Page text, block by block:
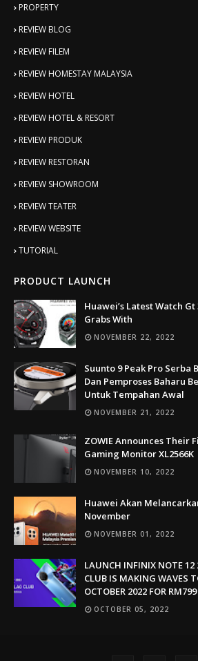
PROPERTY
REVIEW BLOG
REVIEW FILEM
REVIEW HOMESTAY MALAYSIA
REVIEW HOTEL
REVIEW HOTEL & RESORT
REVIEW PRODUK
REVIEW RESTORAN
REVIEW SHOWROOM
REVIEW TEATER
REVIEW WEBSITE
TUTORIAL
PRODUCT LAUNCH
Huawei’s Latest Watch
Grabs With
NOVEMBER 22, 2022
Suunto 9 Peak Pro Serba
Dan Pemproses Baharu
Untuk Tempahan Awal
NOVEMBER 21, 2022
ZOWIE Announces Their
Gaming Monitor XL2566K
NOVEMBER 10, 2022
Huawei Akan
November
NOVEMBER 01, 2022
LAUNCH INFINIX NOTE
CLUB IS MAKING WAVES
OCTOBER 2022 FOR RM799
OCTOBER 05, 2022